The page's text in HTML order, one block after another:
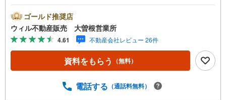
区、守山区の直接のご売却依頼を数多くいただいている不
動産仲介会社です。ネット上で分かる立地環境はもちろ
ん、過去にお任せいただいたお客様に現地の生の声をもと
に住戸環境を提案致します。＼平日のお住まい探しの方へ/
弊社では平日にご内覧・契約など平日にお住まい探しをさ
れるお客様にサービスをご用意しています。＼お仕事で忙
事前にご予約頂きましたら営業時間外でのご内覧もご対応
ゴールド推奨店
ウィル不動産販売 大曽根営業所
4.61 不動産会社レビュー 26件
資料をもらう （無料）
電話する （通話料無料）